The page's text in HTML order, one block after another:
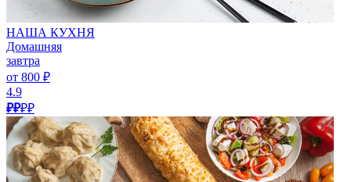
НАША КУХНЯ
Домашняя
завтра
от 800 ₽
4.9
₽₽₽₽